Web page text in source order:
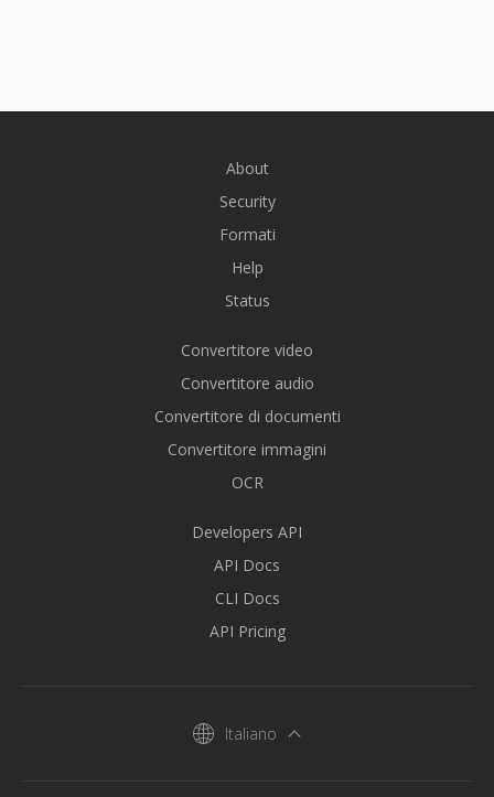
About
Security
Formati
Help
Status
Convertitore video
Convertitore audio
Convertitore di documenti
Convertitore immagini
OCR
Developers API
API Docs
CLI Docs
API Pricing
Italiano